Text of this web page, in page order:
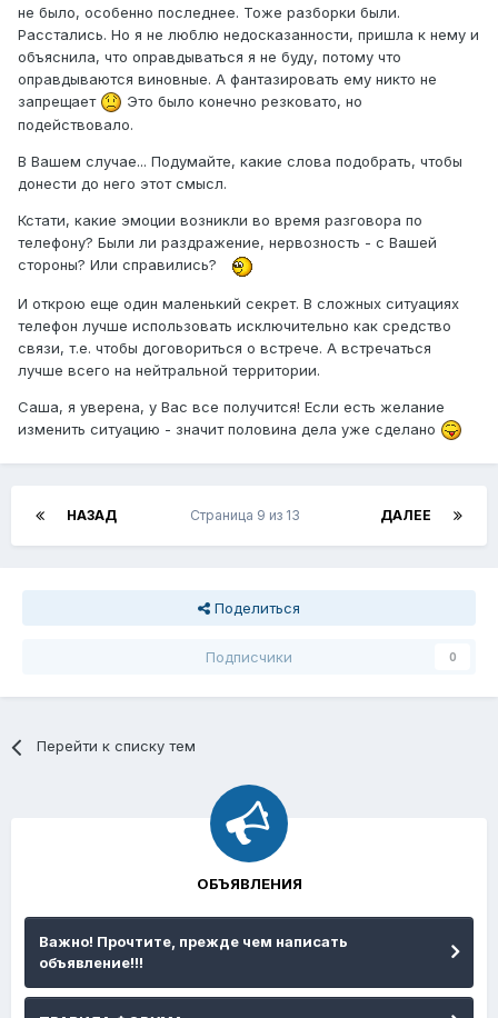
не было, особенно последнее. Тоже разборки были.
Расстались. Но я не люблю недосказанности, пришла к нему и
объяснила, что оправдываться я не буду, потому что
оправдываются виновные. А фантазировать ему никто не
запрещает
Это было конечно резковато, но
подействовало.
В Вашем случае... Подумайте, какие слова подобрать, чтобы
донести до него этот смысл.
Кстати, какие эмоции возникли во время разговора по
телефону? Были ли раздражение, нервозность - с Вашей
стороны? Или справились?
И открою еще один маленький секрет. В сложных ситуациях
телефон лучше использовать исключительно как средство
связи, т.е. чтобы договориться о встрече. А встречаться
лучше всего на нейтральной территории.
Саша, я уверена, у Вас все получится! Если есть желание
изменить ситуацию - значит половина дела уже сделано
НАЗАД ДАЛЕЕ
Страница 9 из 13
Поделиться
Подписчики 0
Перейти к списку тем
ОБЪЯВЛЕНИЯ
Важно! Прочтите, прежде чем написать
объявление!!!